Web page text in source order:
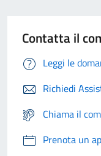
Contatta il
Leggi le
Richiedi
Chiama il
Prenota un